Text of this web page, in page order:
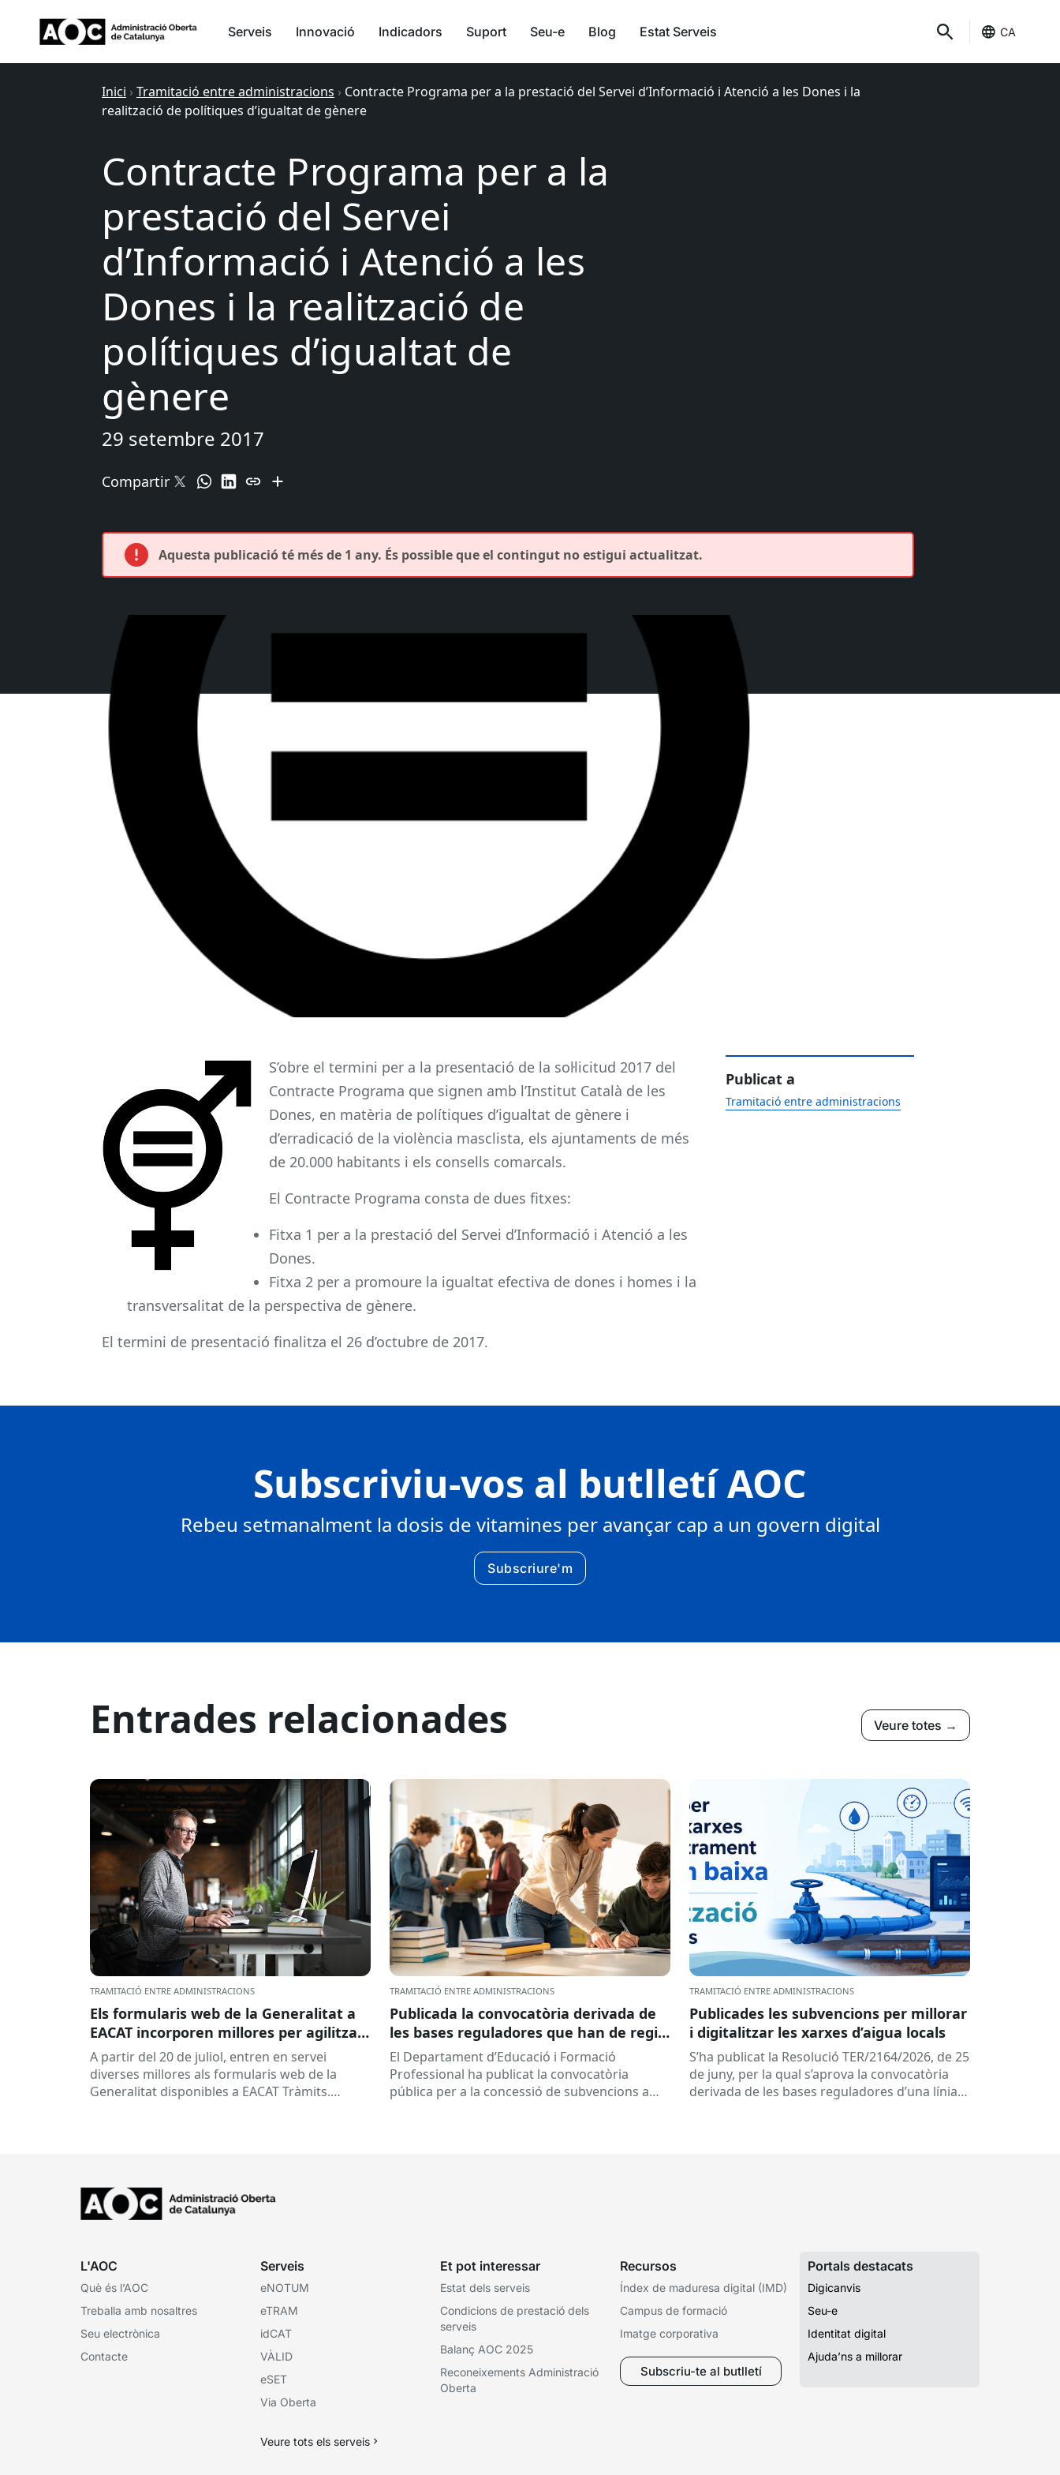
Serveis Innovació Indicadors Suport Seu-e Blog Estat Serveis CA
Inici › Tramitació entre administracions › Contracte Programa per a la prestació del Servei d’Informació i Atenció a les Dones i la
realització de polítiques d’igualtat de gènere
Contracte Programa per a la
prestació del Servei
d’Informació i Atenció a les
Dones i la realització de
polítiques d’igualtat de
gènere
29 setembre 2017
Compartir
Aquesta publicació té més de 1 any. És possible que el contingut no estigui actualitzat.
S’obre el termini per a la presentació de la sol·licitud 2017 del
Contracte Programa que signen amb l’Institut Català de les
Dones, en matèria de polítiques d’igualtat de gènere i
d’erradicació de la violència masclista, els ajuntaments de més
de 20.000 habitants i els consells comarcals.
El Contracte Programa consta de dues fitxes:
Fitxa 1 per a la prestació del Servei d’Informació i Atenció a les
Dones.
Fitxa 2 per a promoure la igualtat efectiva de dones i homes i la
transversalitat de la perspectiva de gènere.
El termini de presentació finalitza el 26 d’octubre de 2017.
Publicat a
Tramitació entre administracions
Subscriviu-vos al butlletí AOC
Rebeu setmanalment la dosis de vitamines per avançar cap a un govern digital
Subscriure'm
Entrades relacionades Veure totes →
TRAMITACIÓ ENTRE ADMINISTRACIONS
Els formularis web de la Generalitat a
EACAT incorporen millores per agilitzar
la tramitació
A partir del 20 de juliol, entren en servei
diverses millores als formularis web de la
Generalitat disponibles a EACAT Tràmits.
TRAMITACIÓ ENTRE ADMINISTRACIONS
Publicada la convocatòria derivada de
les bases reguladores que han de regir
la concessió de subvencions a centres
educatius, per al desenvolupament de
programes de formació i inserció,
El Departament d’Educació i Formació
Professional ha publicat la convocatòria
pública per a la concessió de subvencions a
TRAMITACIÓ ENTRE ADMINISTRACIONS
Publicades les subvencions per millorar
i digitalitzar les xarxes d’aigua locals
S’ha publicat la Resolució TER/2164/2026, de 25
de juny, per la qual s’aprova la convocatòria
derivada de les bases reguladores d’una línia
L'AOC
Què és l’AOC
Treballa amb nosaltres
Seu electrònica
Contacte
Serveis
eNOTUM
eTRAM
idCAT
VÀLID
eSET
Via Oberta
Veure tots els serveis
Et pot interessar
Estat dels serveis
Condicions de prestació dels
serveis
Balanç AOC 2025
Reconeixements Administració
Oberta
Recursos
Índex de maduresa digital (IMD)
Campus de formació
Imatge corporativa
Subscriu-te al butlletí
Portals destacats
Digicanvis
Seu-e
Identitat digital
Ajuda’ns a millorar